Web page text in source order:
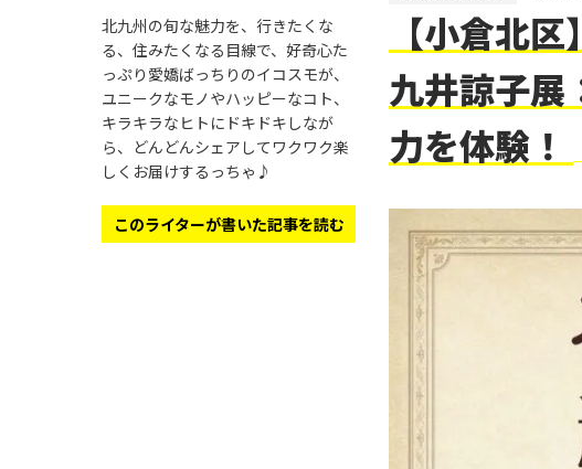
【小倉北
九井諒子展
力を体験！
北九州の旬な魅力を、行きたくな
る、住みたくなる目線で、好奇心た
っぷり愛嬌ばっちりのイコスモが、
ユニークなモノやハッピーなコト、
キラキラなヒトにドキドキしなが
ら、どんどんシェアしてワクワク楽
しくお届けするっちゃ♪
このライターが書いた記事を読む